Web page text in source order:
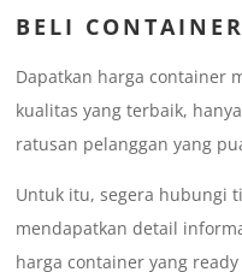
BELI
Dapatkan harga container
kualitas yang terbaik,
ratusan pelanggan yang
Untuk itu, segera hubungi
mendapatkan detail
harga container yang ready